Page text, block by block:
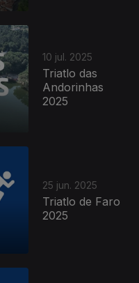
10 jul. 2025
Triatlo das
Andorinhas
2025
25 jun. 2025
Triatlo de Faro
2025